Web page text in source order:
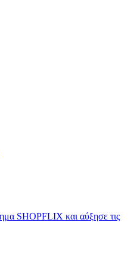
SHOPFLIX και αύξησε τις